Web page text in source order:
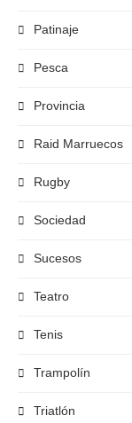
Patinaje
Pesca
Provincia
Raid Marruecos
Rugby
Sociedad
Sucesos
Teatro
Tenis
Trampolín
Triatlón